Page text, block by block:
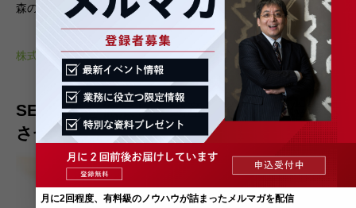
森のサービスをチェックしてみてください。
株式会社吉和の森の公式HPはこちら
SEO対策を徹底し不動産サイトを上位表示
させよう
月に2回程度、有料級のノウハウが詰まったメルマガを配信